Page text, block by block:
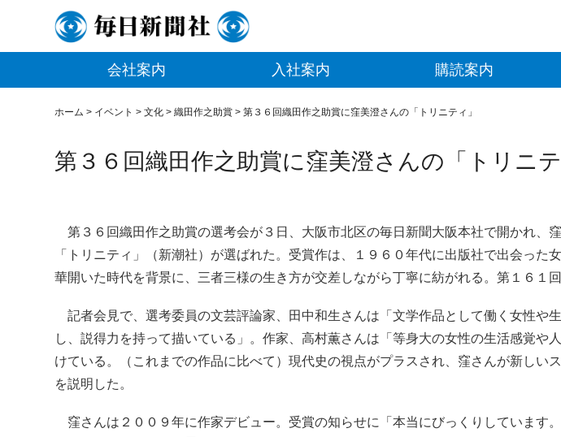
会社案内 入社案内 購読案内
ホーム > イベント >文化 >織田作之助賞 >第３６回織田作之助賞に窪美澄さんの「トリニティ」
第３６回織田作之助賞に窪美澄さんの「トリニテ
第３６回織田作之助賞の選考会が３日、大阪市北区の毎日新聞大阪本社で開かれ、
「トリニティ」（新潮社）が選ばれた。受賞作は、１９６０年代に出版社で出会った
華開いた時代を背景に、三者三様の生き方が交差しながら丁寧に紡がれる。第１６１
記者会見で、選考委員の文芸評論家、田中和生さんは「文学作品として働く女性や
し、説得力を持って描いている」。作家、高村薫さんは「等身大の女性の生活感覚や
けている。（これまでの作品に比べて）現代史の視点がプラスされ、窪さんが新しい
を説明した。
窪さんは２００９年に作家デビュー。受賞の知らせに「本当にびっくりしています